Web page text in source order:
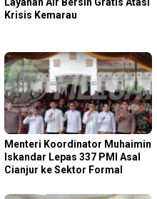
Krisis Kemarau
Menteri Koordinator Muhaimin
Iskandar Lepas 337 PMI Asal
Cianjur ke Sektor Formal